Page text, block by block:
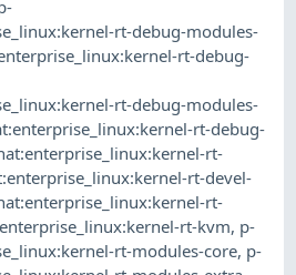
rt-debug-modules-
rt-debug-
rt-debug-modules-
rt-debug-
rt-
rt-devel-
rt-
rt-kvm, p-
rt-modules-core, p-